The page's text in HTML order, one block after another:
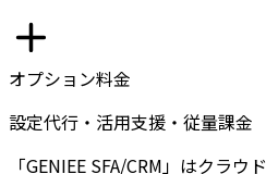
オプション料金
設定代行・活用支援・従量課金
「GENIEE SFA/CRM」はクラ